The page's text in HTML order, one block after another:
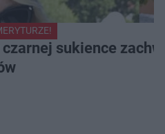
czarnej sukience